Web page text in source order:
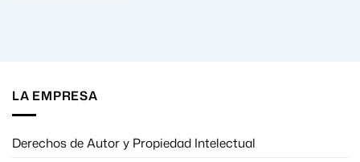
LA EMPRESA
Derechos de Autor y Propiedad Intelectual